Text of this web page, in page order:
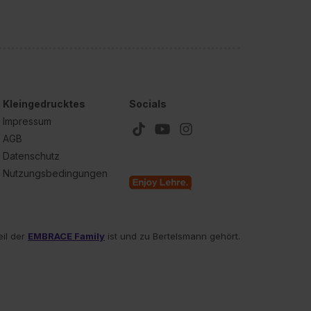
Kleingedrucktes
Impressum
AGB
Datenschutz
Nutzungsbedingungen
Socials
der EMBRACE Family ist und zu Bertelsmann gehört.